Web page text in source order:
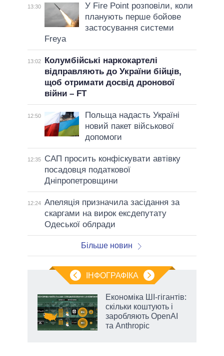
13:30
У Fire Point розповіли, коли
планують перше бойове
застосування системи
Freya
13:02
Колумбійські наркокартелі
відправляють до України бійців,
щоб отримати досвід дронової
війни – FT
12:50
Польща надасть Україні
новий пакет військової
допомоги
12:35
САП просить конфіскувати автівку
посадовця податкової
Дніпропетровщини
12:24 Апеляція призначила засідання за
скаргами на вирок ексдепутату
Одеської облради
Більше новин
ІНФОГРАФІКА
Економіка ШІ-гігантів:
скільки коштують і
заробляють OpenAI
та Anthropic